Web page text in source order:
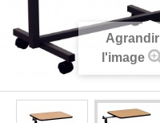
Agrandir
l'image